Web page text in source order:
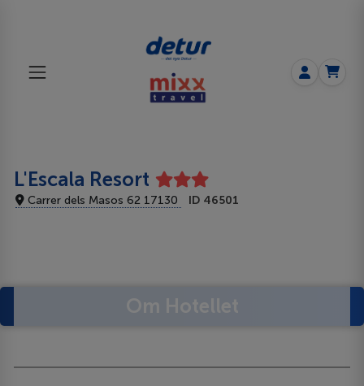
L'Escala Resort
Carrer dels Masos 62 17130 ID 46501